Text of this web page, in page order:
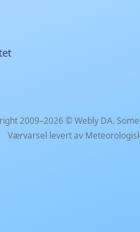
2009–2026 ©Webly DA.
Værvarsel levert av